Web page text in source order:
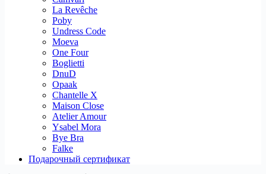
La Revêche
Poby
Undress Code
Moeva
One Four
Boglietti
DnuD
Opaak
Chantelle X
Maison Close
Atelier Amour
Ysabel Mora
Bye Bra
Falke
Подарочный сертификат